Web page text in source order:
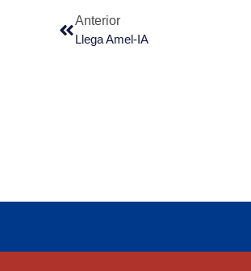
Anterior
Llega Amel-IA